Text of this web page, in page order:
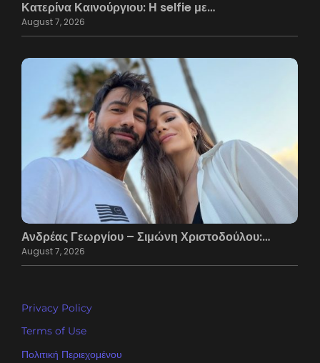
Κατερίνα Καινούργιου: Η selfie με…
August 7, 2026
Ανδρέας Γεωργίου – Σιμώνη Χριστοδούλου:…
August 7, 2026
Privacy Policy
Terms of Use
Πολιτική Περιεχομένου